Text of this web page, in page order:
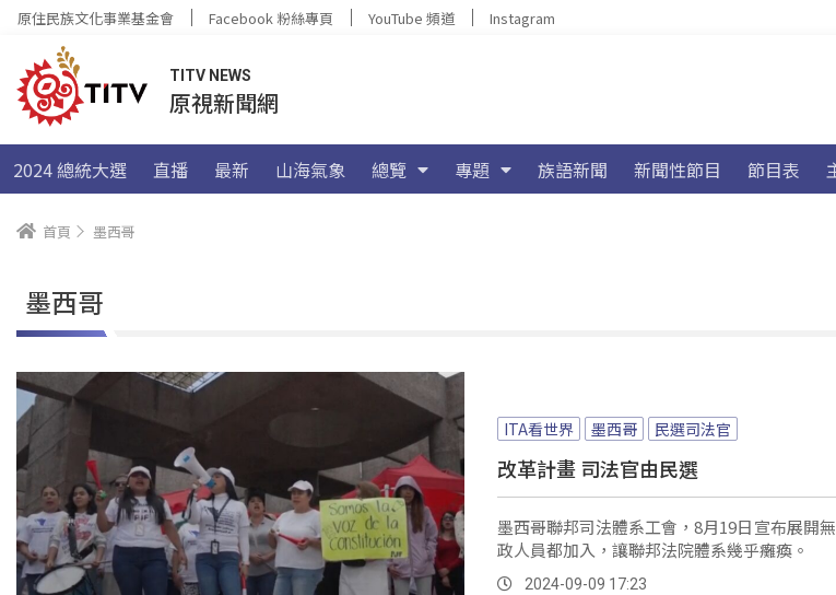
原住民族文化事業基金會 Facebook 粉絲專頁 YouTube 頻道 Instagram
TITV NEWS
原視新聞網
2024 總統大選 直播 最新 山海氣象 總覽 專題 族語新聞 新聞性節目 節目表
首頁 墨西哥
墨西哥
ITA看世界 墨西哥 民選司法官
改革計畫 司法官由民選
墨西哥聯邦司法體系工會，8月19日宣布展開
政人員都加入，讓聯邦法院體系幾乎癱瘓。
2024-09-09 17:23